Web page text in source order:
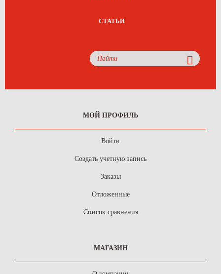
СТАТЬИ
МОЙ ПРОФИЛЬ
Войти
Создать учетную запись
Заказы
Отложенные
Список сравнения
МАГАЗИН